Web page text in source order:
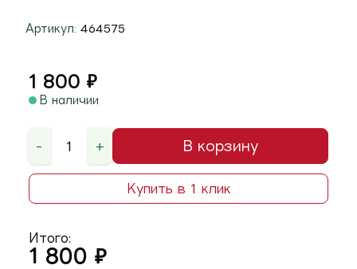
Артикул: 464575
1 800 ₽
В наличии
- + В корзину
Купить в 1 клик
Итого:
1 800 ₽